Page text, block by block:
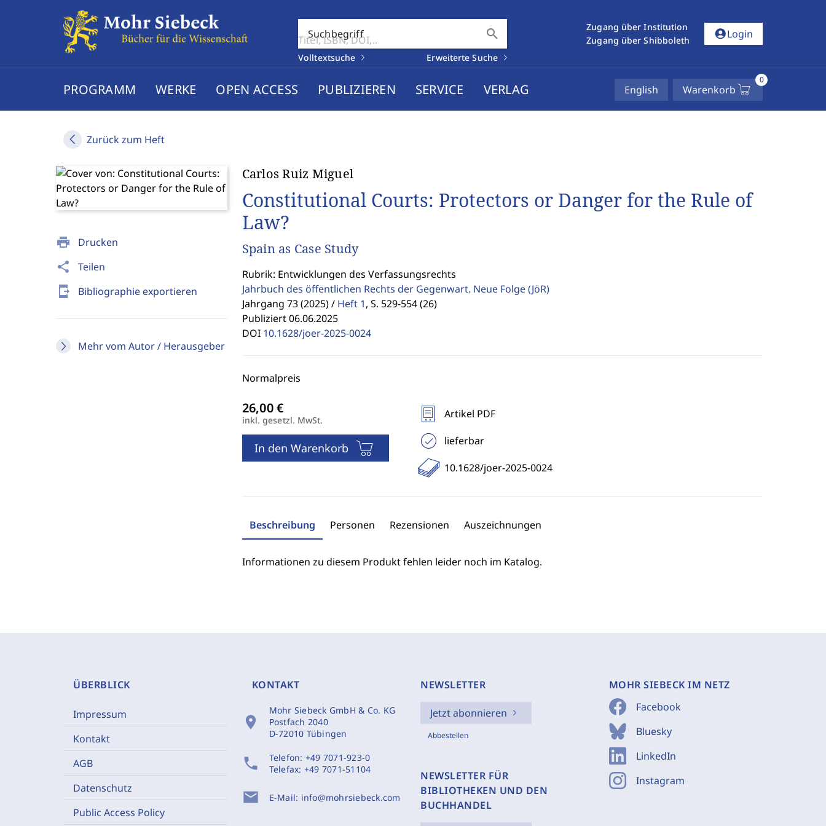
Suchbegriff search
Volltextsuche Erweiterte Suche
Zugang über Institution
Zugang über Shibboleth
account_circleLogin
PROGRAMM WERKE OPEN ACCESS PUBLIZIEREN SERVICE VERLAG English Warenkorb
0
Zurück zum Heft
print Drucken
share Teilen
send_to_mobile Bibliographie exportieren
Mehr vom Autor / Herausgeber
Carlos Ruiz Miguel
Constitutional Courts: Protectors or Danger for the Rule of
Law?
Spain as Case Study
Rubrik: Entwicklungen des Verfassungsrechts
Jahrbuch des öffentlichen Rechts der Gegenwart. Neue Folge(JöR)
Jahrgang 73 (2025) / Heft 1, S. 529-554 (26)
Publiziert 06.06.2025
DOI 10.1628/joer-2025-0024
Normalpreis
inkl. gesetzl. MwSt.
In den Warenkorb
Artikel PDF
lieferbar
10.1628/joer-2025-0024
Beschreibung Personen Rezensionen Auszeichnungen
Informationen zu diesem Produkt fehlen leider noch im Katalog.
ÜBERBLICK
Impressum
Kontakt
AGB
Datenschutz
Public Access Policy
KONTAKT
location_on
Mohr Siebeck GmbH & Co. KG
Postfach 2040
D-72010 Tübingen
phone Telefon: +49 7071-923-0
Telefax: +49 7071-51104
mail E-Mail: info@mohrsiebeck.com
NEWSLETTER
Jetzt abonnieren
Abbestellen
NEWSLETTER FÜR
BIBLIOTHEKEN UND DEN
BUCHHANDEL
MOHR SIEBECK IM NETZ
Facebook
Bluesky
LinkedIn
Instagram